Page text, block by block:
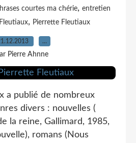
courtes ma chérie, entretien
, Pierrette Fleutiaux
…
Pierre Ahnne
a publié de nombreux
divers : nouvelles (
la reine, Gallimard, 1985,
romans (Nous